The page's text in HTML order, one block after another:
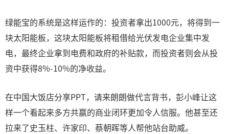
绿能宝的系统是这样运作的：投资者拿出1000元，将得到一
块太阳能板，这块太阳能板将租借给光伏发电企业集中发
电，最终企业拿到电费和政府的补贴款，而投资者则会从投
资中获得8%-10%的净收益。
在中国大饭店分享PPT，请来朗朗做代言背书，彭小峰让这
样一个看起来多方共赢的商业闭环更加令人信服。他甚至还
拉来了史玉柱、许家印、蔡朝晖等人帮他站台助威。